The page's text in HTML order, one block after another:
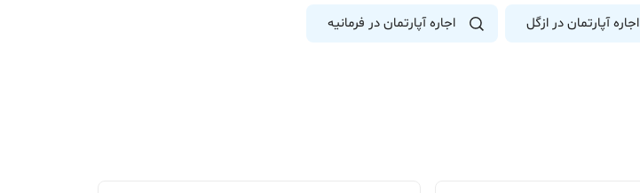
اجاره آپارتمان در ازگل اجاره آپارتمان در فرمانیه